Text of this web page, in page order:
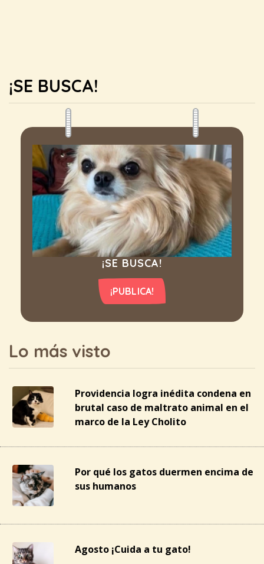
¡SE BUSCA!
¡SE BUSCA!
¡PUBLICA!
Lo más visto
Providencia logra inédita condena en
brutal caso de maltrato animal en el
marco de la Ley Cholito
Por qué los gatos duermen encima de
sus humanos
Agosto ¡Cuida a tu gato!